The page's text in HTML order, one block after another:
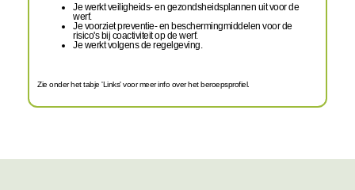
Je werkt veiligheids- en gezondsheidsplannen uit voor de
werf.
Je voorziet preventie- en beschermingmiddelen voor de
risico's bij coactiviteit op de werf.
Je werkt volgens de regelgeving.
Zie onder het tabje 'Links' voor meer info over het beroepsprofiel.